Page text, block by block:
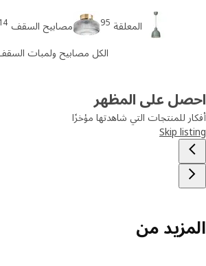
المعلقة 95 مصابيح السقف 14
الكل مصابيح ولمبات السقف
على المظهر
للمنتجات التي شاهدتها مؤخرًا
Skip
من